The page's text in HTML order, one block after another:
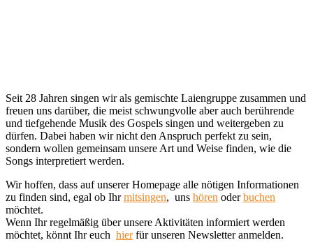
Seit 28 Jahren singen wir als gemischte Laiengruppe zusammen und
freuen uns darüber, die meist schwungvolle aber auch berührende
und tiefgehende Musik des Gospels singen und weitergeben zu
dürfen. Dabei haben wir nicht den Anspruch perfekt zu sein,
sondern wollen gemeinsam unsere Art und Weise finden, wie die
Songs interpretiert werden.
Wir hoffen, dass auf unserer Homepage alle nötigen Informationen
zu finden sind, egal ob Ihrmitsingen, uns hören oderbuchen
möchtet.
Wenn Ihr regelmäßig über unsere Aktivitäten informiert werden
möchtet, könnt Ihr euch hierfür unseren Newsletter anmelden.